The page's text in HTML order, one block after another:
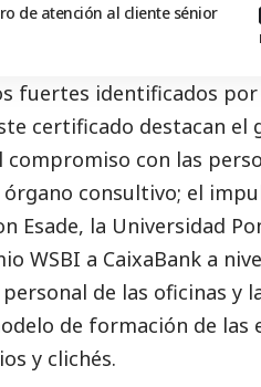
de atención al cliente sénior
fuertes identificados
certificado destacan el
compromiso con las
consultivo; el
Esade, la Universidad
WSBI a CaixaBank a
de las oficinas y
de formación de las
y clichés.